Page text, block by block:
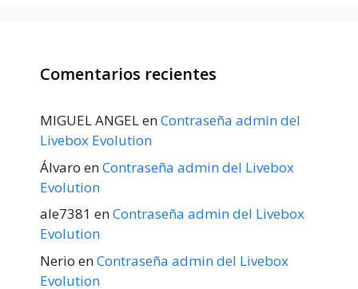
Comentarios recientes
MIGUEL ANGELenContraseña admin del
Livebox Evolution
Álvaro enContraseña admin del Livebox
Evolution
ale7381 enContraseña admin del Livebox
Evolution
Nerio enContraseña admin del Livebox
Evolution